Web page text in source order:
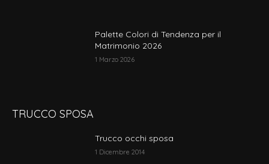
Palette Colori di Tendenza per il
Matrimonio 2026
1 Marzo 2026
TRUCCO SPOSA
Trucco occhi sposa
1 Dicembre 2014